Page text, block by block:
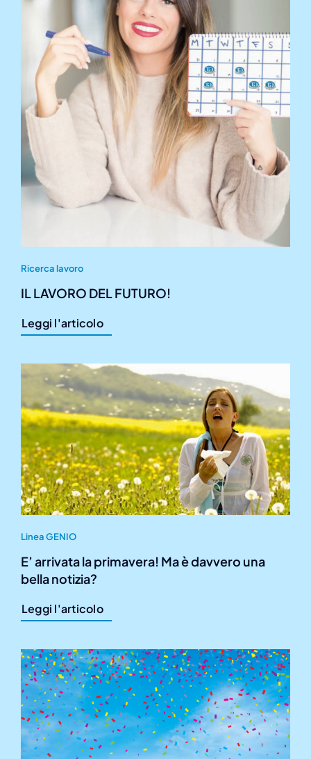
Ricerca lavoro
IL LAVORO DEL FUTURO!
Leggi l'articolo
Linea GENIO
E’ arrivata la primavera! Ma è davvero una
bella notizia?
Leggi l'articolo